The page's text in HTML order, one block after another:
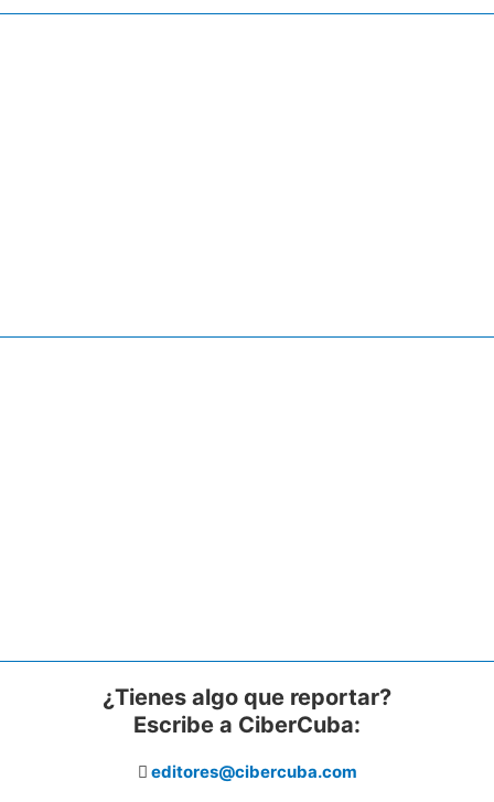
¿Tienes algo que reportar?
Escribe a CiberCuba:
editores@cibercuba.com